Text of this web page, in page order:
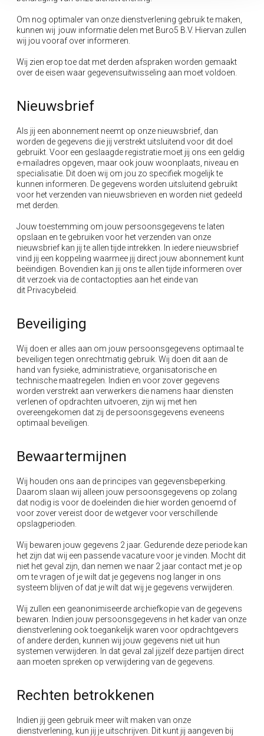
Om nog optimaler van onze dienstverlening gebruik te maken,
kunnen wij jouw informatie delen met Buro5 B.V. Hiervan zullen
wij jou vooraf over informeren.
Wij zien erop toe dat met derden afspraken worden gemaakt
over de eisen waar gegevensuitwisseling aan moet voldoen.
Nieuwsbrief
Als jij een abonnement neemt op onze nieuwsbrief, dan
worden de gegevens die jij verstrekt uitsluitend voor dit doel
gebruikt. Voor een geslaagde registratie moet jij ons een geldig
e-mailadres opgeven, maar ook jouw woonplaats, niveau en
specialisatie. Dit doen wij om jou zo specifiek mogelijk te
kunnen informeren. De gegevens worden uitsluitend gebruikt
voor het verzenden van nieuwsbrieven en worden niet gedeeld
met derden.
Jouw toestemming om jouw persoonsgegevens te laten
opslaan en te gebruiken voor het verzenden van onze
nieuwsbrief kan jij te allen tijde intrekken. In iedere nieuwsbrief
vind jij een koppeling waarmee jij direct jouw abonnement kunt
beëindigen. Bovendien kan jij ons te allen tijde informeren over
dit verzoek via de contactopties aan het einde van
dit Privacybeleid
Beveiliging
Wij doen er alles aan om jouw persoonsgegevens optimaal te
beveiligen tegen onrechtmatig gebruik. Wij doen dit aan de
hand van fysieke, administratieve, organisatorische en
technische maatregelen. Indien en voor zover gegevens
worden verstrekt aan verwerkers die namens haar diensten
verlenen of opdrachten uitvoeren, zijn wij met hen
overeengekomen dat zij de persoonsgegevens eveneens
optimaal beveiligen.
Bewaartermijnen
Wij houden ons aan de principes van gegevensbeperking.
Daarom slaan wij alleen jouw persoonsgegevens op zolang
dat nodig is voor de doeleinden die hier worden genoemd of
voor zover vereist door de wetgever voor verschillende
opslagperioden.
Wij bewaren jouw gegevens 2 jaar. Gedurende deze periode kan
het zijn dat wij een passende vacature voor je vinden. Mocht dit
niet het geval zijn, dan nemen we naar 2 jaar contact met je op
om te vragen of je wilt dat je gegevens nog langer in ons
systeem blijven of dat je wilt dat wij je gegevens verwijderen.
Wij zullen een geanonimiseerde archiefkopie van de gegevens
bewaren. Indien jouw persoonsgegevens in het kader van onze
dienstverlening ook toegankelijk waren voor opdrachtgevers
of andere derden, kunnen wij jouw gegevens niet uit hun
systemen verwijderen. In dat geval zal jijzelf deze partijen direct
aan moeten spreken op verwijdering van de gegevens.
Rechten betrokkenen
Indien jij geen gebruik meer wilt maken van onze
dienstverlening, kun jij je uitschrijven. Dit kunt jij aangeven bij